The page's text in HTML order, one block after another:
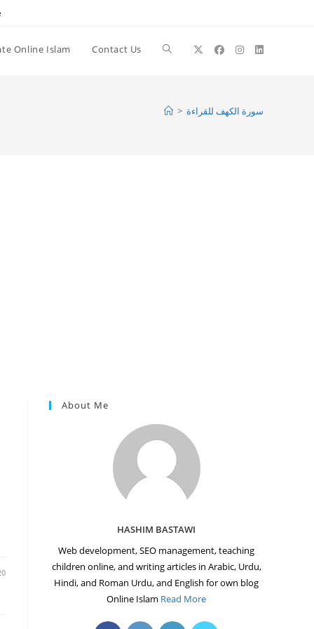
Online Islam Contact Us Toggle
> سورة الكهف للقراءة
About Me
HASHIM BASTAWI
Web development, SEO management, teaching
children online, and writing articles in Arabic, Urdu,
Hindi, and Roman Urdu, and English for own blog
Online Islam Read More